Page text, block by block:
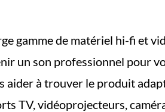
gamme de matériel hi-fi et
un son professionnel pour
à trouver le produit
TV, vidéoprojecteurs,